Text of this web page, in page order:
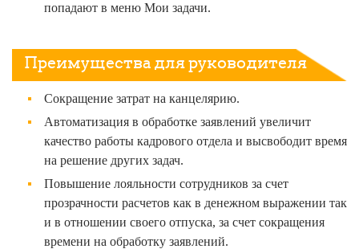
попадают в меню Мои задачи.
Преимущества для руководителя
Сокращение затрат на канцелярию.
Автоматизация в обработке заявлений увеличит
качество работы кадрового отдела и высвободит время
на решение других задач.
Повышение лояльности сотрудников за счет
прозрачности расчетов как в денежном выражении так
и в отношении своего отпуска, за счет сокращения
времени на обработку заявлений.